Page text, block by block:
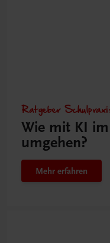
Ratgeber
Wie mit KI
umgehen?
Mehr erfahren